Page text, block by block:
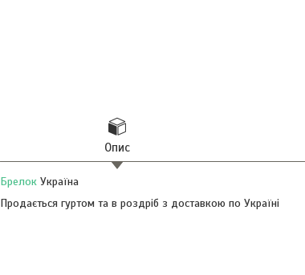
Опис
Брелок Україна
Продається гуртом та в роздріб з доставкою по Україні